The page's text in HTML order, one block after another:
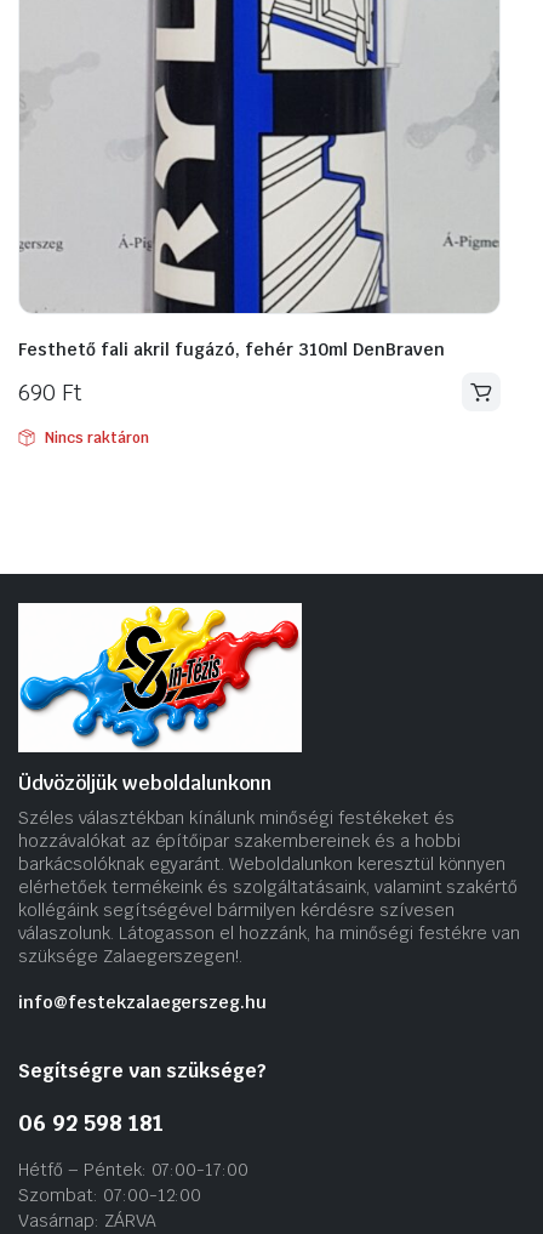
Festhető fali akril fugázó, fehér 310ml DenBraven
690 Ft
Nincs raktáron
Üdvözöljük weboldalunkonn
Széles választékban kínálunk minőségi festékeket és
hozzávalókat az építőipar szakembereinek és a hobbi
barkácsolóknak egyaránt. Weboldalunkon keresztül könnyen
elérhetőek termékeink és szolgáltatásaink, valamint szakértő
kollégáink segítségével bármilyen kérdésre szívesen
válaszolunk. Látogasson el hozzánk, ha minőségi festékre van
szüksége Zalaegerszegen!.
info@festekzalaegerszeg.hu
Segítségre van szüksége?
06 92 598 181
Hétfő – Péntek: 07:00-17:00
Szombat: 07:00-12:00
Vasárnap: ZÁRVA